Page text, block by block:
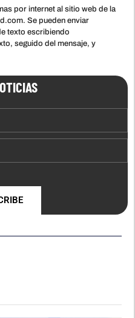
por internet al sitio web de la
Se pueden enviar
texto escribiendo
seguido del mensaje, y